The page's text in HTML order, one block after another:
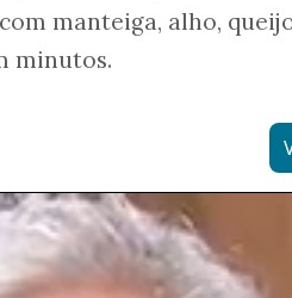
manteiga, alho,
minutos.